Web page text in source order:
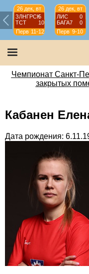
26 дек, вт
ЗЛНГРСК5
ТСТ
10
Перв 11-12
26 дек, вт
ЛИС
0
БАГА7
0
Перв 9-10
Чемпионат Санкт-
закрытых
Кабанен
Дата рождения: